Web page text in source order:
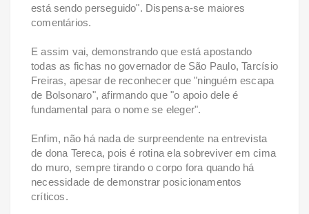
está sendo perseguido". Dispensa-se maiores
comentários.
E assim vai, demonstrando que está apostando
todas as fichas no governador de São Paulo, Tarcísio
Freiras, apesar de reconhecer que "ninguém escapa
de Bolsonaro", afirmando que "o apoio dele é
fundamental para o nome se eleger".
Enfim, não há nada de surpreendente na entrevista
de dona Tereca, pois é rotina ela sobreviver em cima
do muro, sempre tirando o corpo fora quando há
necessidade de demonstrar posicionamentos
críticos.